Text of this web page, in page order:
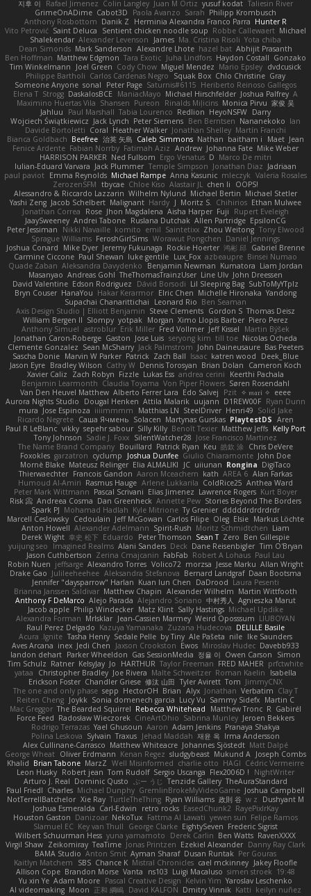
지후 이
Rafael Jimenez Colin Langley Juan M Ortiz yusuf kodat Taliesin River
GrimeOnADime Cabot3D Paola Avanzo Sarah Philipp Krombusch
Anthony Rosbottom Danik Z Herminia Alexandra Franco Parra Hunter R
Vito Petrović Saint Deluca Sentient chicken noodle soup Robbe Callewaert Michael
Shalekendar Alexander Levenson James Ma. Cristina Risoli Yota chiba
Dean Simonds Mark Sanderson Alexandre Lhote hazel bat Abhijit Prasanth
Ben Hoffman Matthew Edgmon Tara Exotic Juha Lindfors Haydon Costall Gonzako
Tim Winkelmann
Joel Green Cody Chow Miguel Mendez Mario Epsley dvdcusick
Philippe Bartholi Carlos Cardenas Negro Squak Box Chlo Christine Gray
Someone Anyone sonal Peter Page Saturnis#6115 Heriberto Reinoso Gallegos
Elena T Strogg DaskalosBCE ManiacMayo Michael Hirschfelder Joshua Palfrey A
Maximino Huertas Vila Shansen Pureon Rinalds Miļicins Monica Pirvu 家俊 吴
Jahluu
Paul Marshall Tabia Lourenco Redlion HeyoNSFW Darry
Wojciech Świątkiewicz Jack Lynch Peter Siemens Ben Berntsen Nananekoko Ian
Davide Bortoletti Coral Heather Walker Jonathan Shelley Martín Franchi
Bianca Goldbach Beefree 治英 矢島 Caleb Simmons Nathan baitham i Maet Jean
Fenice Ardente Fabian Norrby Fatimah Aziz Andrew Johanna Fate Mike Weber
HARRISON PARKER Ned Fullsom Ergo Venatus D Marco De mitri
Iulian-Eduard Varvara Jack Plummer Temple Simpson Jonathan Diaz Jadriaan
paul paviot Emma Reynolds Michael Rampe Anna Kasunic mleczyk Valeria Rosales
ZerozenSFM tbycae Chloe Kiso Alastair JL chen li
OOPS!
Alessandro & Riccardo Lazzarin Wilhelm Nylund Michael Bertin Michael Stetler
Yashi Zeng Jacob Schelbert Malignant Hardy J Moritz S. Chihirios Ethan Mulwee
Jonathan Correa
Rose Jhon Magdalena Aisha Harper Fuji
Rupert Eveleigh
JaaySweeney Andrei Tabone Ruslana Dutchak Allen Partridge EpsilonCG
Peter Jessiman
Nikki Navaille komito emil Saintetixx Zhou Weitong Tony Elwood
Sprague Williams FeroshGirlSims Worawut Pongchen Daniel Jennings
Joshua Conard
Mike Dyer Jeremy Fukunaga Rockie Hoerter 鸿彬 邱 Gabriel Brenne
Carmine Ciccone Paul Shewan luke gentile Lux_Fox azbeaupre Binsei Numao
Quade Zaban Aleksandra Davydenko Benjamin Newman Kumatora Liam Jordan
Masanyao Andreas Gohl TheThomasTrainzUser Line Ulv John Dreessen
David Valentine Edson Rodriguez Dávid Borsodi Lil Sleeping Bag SubToMyYTplz
Bryn Couser HanaYou Hakar Kerarmor Elric Chen Michelle Hironaka Yandong
Supachai Chanarittichai
Leonard Rio Ben Seaman
Axis Design Studio | Elliott Benjamin Steve Clements Gordon S Thomas Deisz
William Bergen II Slompy yotpak Morgan Ximo Llopis Barber Piero Perez
Anthony Simuel astroblur Erik Miller Fred Vollmer Jeff Kissel
Martin Býšek
Jonathan Caron-Roberge Gaston Jose Luis seryong kim till toe Nicolas Ocheda
Clemente Gonzalez Sean McSharry Jack Palmstrom John Daineusaure Bas Peeters
Sascha Donie Marvin W Parker Patrick Zach Ball Isaac katren wood
Deek_Blue
Jason Eyre Bradley Wilson Cathy W Dennis Torosyan Brian Dolan
Cameron Koch
Xavier Caliz
Zach Robyn Fizzle Lukas Ess andrea cerini
Keerthi Pachala
Benjamin Learmonth Claudia Toyama Von Piper Flowers Søren Rosendahl
Van Den Heuvel Matthew Alberto Ferrer Lara Edo Salvej Pzit ✧ 𝔪𝔞𝔯𝔦 ✧ eeee
Aurora Nights Studio
Dougal Henken Attila Malarik uujann D1REW00F Ryan Dunn
mura Jose Espinoza iiiimmmm Matthias LN SteelDriver Henri49 Solid Jake
Ricardo Negrete Саша Ячмень Solacen Martynas Gurskas PlaytestDS Aren
Paul R LeBlanc vikky sepehr sabour Silly Killy Benoît Texier Matthew Jeffs Kelly Port
Tony Johnson Sadie J. Foxx SilentWatcher28 Jose Francisco Martinez
The Name Brand Company Bouillard Patrick Ryan Keu 皓欽 涂 Chris DeVere
Foxokles garzatron cyclump Joshua Dunfee Giulio Chiaramonte John Doe
Mornè Blake Mateusz Relinger Elia ALMALIKI JC uiiunan Rongina DigiTaco
Thierwaechter Francois Gandon Aaron Mceachern kath AREA 6 Alan Farkas
Humoud Al-Amiri Rasmus Hauge Arlene Lukkarila ColdRice25 Anthea Ward
Peter Mark Wittmann Pascal Scrivani Elias Jimenez Lawrence Rogers Kurt Boyer
Risk 📀 Andreea Cosma Dan Greenheck Annette Pew Stories Beyond The Borders
Spark PJ Mohamad Hadlah Kyle Mitrione Ty Grenier dddddrdrdrdrdr
Marcell Ceslowsky Cedoulain Jeff McGowan Carlos Filipe Oleg Elsie Markus Löchte
Anton Howell Alexander Adelmann Spirit-Rush Moritz Schmidtchen Liam
Derek Wight 幸史 松下 Eduardo Peter Thomson Sean T Zero Ben Gillespie
yuijung seo
Imagined Realms Alani Sanders Deck Dane Reisenbigler Tim O'Bryan
Jason Cuthbertson Zerina Cmajcanin FabFab Robert A Lohaus Paul Lau
Robin Nuen jeffsarge Alexandro Torres Volico72 morzsa Jesse Marku Allan Wright
Drake Gao Julileeheehee Aleksandra Stefanova Bernard Landgraf Daan Bootsma
Jennifer "daysparrow" Harlan Kuan lun Chen DaDrood Laura Pesenti
Brianna Janssen Saldivar Matthew Chapin Alexander Wilhelm Martin Wittfooth
Anthony F DeMarco Alejo Parada Alejandro Soriano 中村秀人
Agnieszka Marut
Jacob apple Philip Windecker Matz Klint Sally Hastings Michael Updike
Alexandra Forman MrIsklar Jean-Cassien Marmey Weird Oposssum LIUBOYAN
Raul Perez Delgado Kazuya Yamanaka Zuzana Hudecova DELILLE Basile
Acura .Ignite Tasha Henry Sedale Pelle by Tiny Ale Pašeta nile Ike Saunders
Aves Arcana inex Jedi Chen Jaxson Crookston Ewos Miroslav Hudec Davebb933
landon dehart Parker Wheeldon Gas SessionMedia 정율 이 Owen Carson
Simon
Tim Schulz Ratner KelsyJay Jo HARTHUR Taylor Freeman FRED MAHER prfctwhite
yataa
Christopher Bradley Joe Rivera Malte Schweitzer Roman Kaelin
Isabella
Erickson Foster Chandler Griese 修汰 山田 Tyler Avirett Tom JimmyCNX
The one and only phase sepp HectorOH Brian Alyx Jonathan Verbatim Clay T
Reiten Cheng Joykk Sonia domenech garcia Lucy Vu Sammy Sidefx Martin C
Mac Greggor The Bearded Squirrel Rebecca Whitehead Matthew Tronc R Gabirél
Force Feed Radosław Wieczorek CineArtOhio Sabrina Munley Jeroen Bekkers
Rodrigo Terrazas Yael Ghusoun Aaron Adam Jenkins Pranaya Shakya
Polina Leskova Sylvain Traxus Jehad Maddah 재윤 옥 Irma Andersson
Alex Cullinane-Carrasco Matthew Whiteacre Johannes Sjöstedt Matt Dalpé
George Wheat Oliver Erdmann Kenan Regez sludgybeast Mukund A Joseph Combs
Khalid Brian Tabone MarzZ Well Misinformed charlie otto HAGI Cédric Vermeirre
Leon Husky Robert jean Tom Rudolf Sergio Uscanga Flex2006D !
NightWriter
Arturo J. Real Dominic Qusto ぶー うじ Tenzide Gallery TheAuraStandard
Paul Friedl Charles Michael Dunphy GremlinBrokeMyVideoGame Joshua Campbell
NotTerrellBatchelor Xie Ray TurtleTheThing Ryan Williams 政則 谷 w z
Dushyant M
Joshua Esmeralda Carl-Edwin retro rocks EasedChunk2 RayePixlrKay
Houston Gaston Danizoar NekoTux Fattma Al Lawati yewen sun Felipe Ramos
Slamuel EC Key van Thull George Clarke EightySeven Frederic Sigrist
Wilbert Schuurman Hess yuna yamamoto Derek Carlin Ben Watts RavenXXXX
Virgil Shaw Zeikomiray TeaTime Jonas Printzen Ezekiel Alexander Danny Ray Clark
BAMA Studio Anton Smit Ayman Sharaf Dusan Runtak Per Gouras
Kaitlyn Matchem
SBS Chance K Mistral Chronicles cael mckinney Jakey Floofle
Allison Cope Brandon Morse Vanta ns103 Luigi Macaluso simen stroek 19:48
Yu xin Ye Adam Moore Pascal Creative Design Kelvin Yim Yaroslav Leschenko
AI videomaking Moon 正和 綱嶋 David KALFON Dmitry Vinnik Katti keilyn nuñez